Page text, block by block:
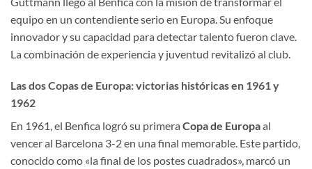
equipo en un contendiente serio en Europa. Su enfoque
innovador y su capacidad para detectar talento fueron clave.
La combinación de experiencia y juventud revitalizó al club.
Las dos Copas de Europa: victorias históricas en 1961 y
1962
En 1961, el Benfica logró su primera Copa de Europaal
vencer al Barcelona 3-2 en una final memorable. Este partido,
conocido como «la final de los postes cuadrados», marcó un